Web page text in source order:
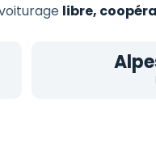
libre,